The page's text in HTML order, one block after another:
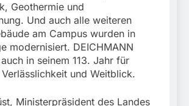
Geothermie und
Und auch alle weiteren
am Campus wurden in
modernisiert. DEICHMANN
in seinem 113. Jahr für
und Weitblick.
Ministerpräsident des Landes